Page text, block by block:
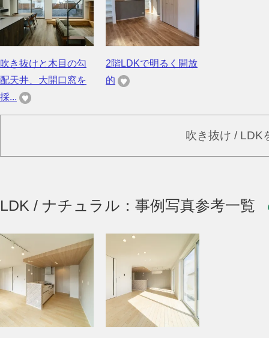
吹き抜けと木目の勾
配天井、大開口窓を
採...
2階LDKで明るく開放
的
吹き抜け / LDK
LDK / ナチュラル：事例写真参考一覧